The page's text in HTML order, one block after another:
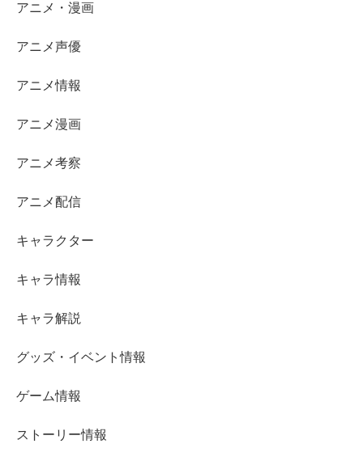
アニメ・漫画
アニメ声優
アニメ情報
アニメ漫画
アニメ考察
アニメ配信
キャラクター
キャラ情報
キャラ解説
グッズ・イベント情報
ゲーム情報
ストーリー情報